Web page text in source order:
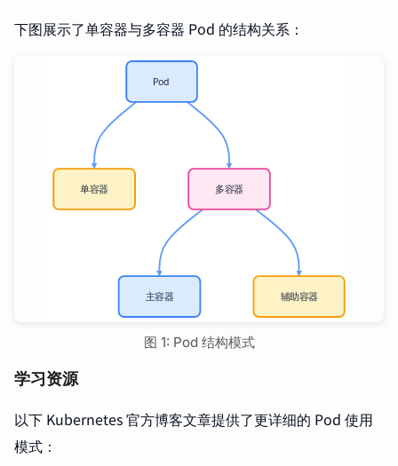
下图展示了单容器与多容器 Pod 的结构关系：
图 1: Pod 结构模式
学习资源
以下 Kubernetes 官方博客文章提供了更详细的 Pod 使用
模式：